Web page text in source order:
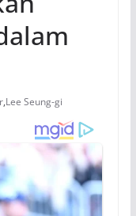
,Lee Seung-gi